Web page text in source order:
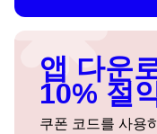
앱 다운
10% 절
쿠폰 코드를 사용